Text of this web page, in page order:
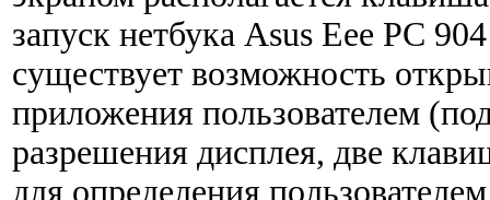
запуск нетбука Asus Eee PC
существует возможность
приложения пользователем
разрешения дисплея, две
для определения